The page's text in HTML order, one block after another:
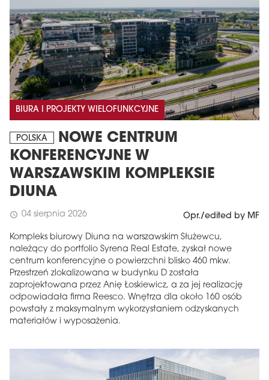
BIURA I PROJEKTY WIELOFUNKCYJNE
POLSKA
NOWE CENTRUM
KONFERENCYJNE W
WARSZAWSKIM KOMPLEKSIE
DIUNA
schedule 04 sierpnia 2026 Opr./edited by MF
Kompleks biurowy Diuna na warszawskim Służewcu,
należący do portfolio Syrena Real Estate, zyskał nowe
centrum konferencyjne o powierzchni blisko 460 mkw.
Przestrzeń zlokalizowana w budynku D została
zaprojektowana przez Anię Łoskiewicz, a za jej realizację
odpowiadała firma Reesco. Wnętrza dla około 160 osób
powstały z maksymalnym wykorzystaniem odzyskanych
materiałów i wyposażenia.